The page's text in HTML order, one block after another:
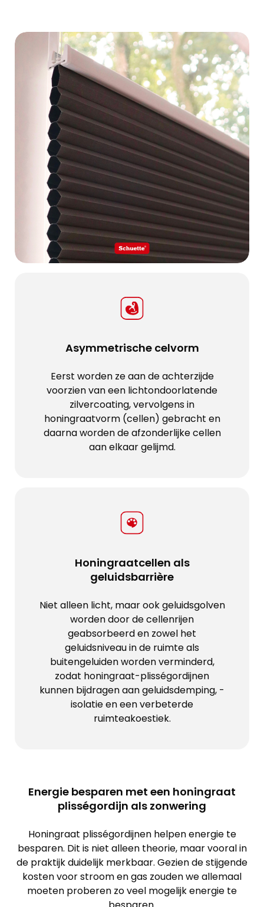
Asymmetrische celvorm
Eerst worden ze aan de achterzijde
voorzien van een lichtondoorlatende
zilvercoating, vervolgens in
honingraatvorm (cellen) gebracht en
daarna worden de afzonderlijke cellen
aan elkaar gelijmd.
Honingraatcellen als
geluidsbarrière
Niet alleen licht, maar ook geluidsgolven
worden door de cellenrijen
geabsorbeerd en zowel het
geluidsniveau in de ruimte als
buitengeluiden worden verminderd,
zodat honingraat-plisségordijnen
kunnen bijdragen aan geluidsdemping, -
isolatie en een verbeterde
ruimteakoestiek.
Energie besparen met een honingraat
plisségordijn als zonwering
Honingraat plisségordijnen helpen energie te
besparen. Dit is niet alleen theorie, maar vooral in
de praktijk duidelijk merkbaar. Gezien de stijgende
kosten voor stroom en gas zouden we allemaal
moeten proberen zo veel mogelijk energie te